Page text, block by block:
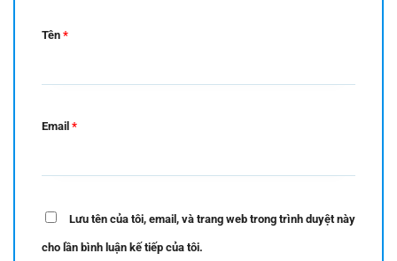
Tên *
Email *
Lưu tên của tôi, email, và trang web trong trình duyệt này
cho lần bình luận kế tiếp của tôi.